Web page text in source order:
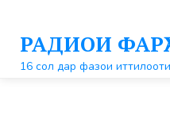
контентуРАДИОИ
16 сол дар фазои